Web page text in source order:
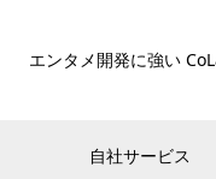
エンタメ開発に強い
自社サービス